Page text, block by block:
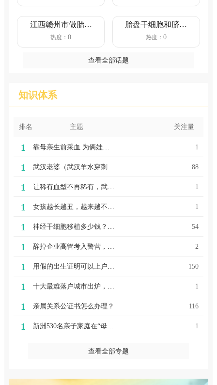
江西赣州市做胎儿
亲子鉴定需要多少
热度：0
胎盘干细胞和脐带
血有必要保存吗
热度： 0
查看全部话题
知识体系
排名 主题 关注量
1 靠母亲生前采血 为俩娃补上出生证明 1
1 88
1 让稀有血型不再稀有，武汉2400位“熊猫大侠”组建爱心之家 1
1 1
1 54
1 2
1 150
1 1
1 亲属关系公证书怎么办理？ 116
1 新洲530名亲子家庭在“母亲河”洁家园迎军运 1
查看全部专题